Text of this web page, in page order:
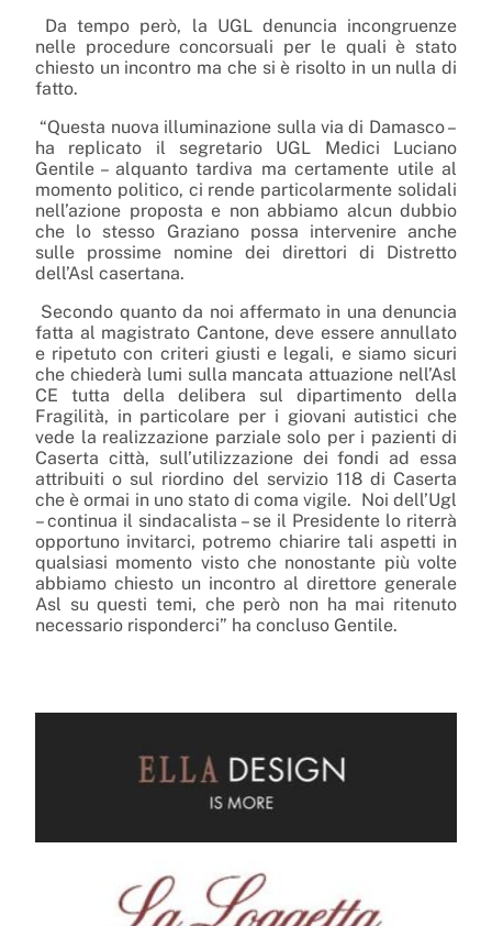
Da tempo però, la UGL denuncia incongruenze
nelle procedure concorsuali per le quali è stato
chiesto un incontro ma che si è risolto in un nulla di
fatto.
“Questa nuova illuminazione sulla via di Damasco –
ha replicato il segretario UGL Medici Luciano
Gentile – alquanto tardiva ma certamente utile al
momento politico, ci rende particolarmente solidali
nell’azione proposta e non abbiamo alcun dubbio
che lo stesso Graziano possa intervenire anche
sulle prossime nomine dei direttori di Distretto
dell’Asl casertana.
Secondo quanto da noi affermato in una denuncia
fatta al magistrato Cantone, deve essere annullato
e ripetuto con criteri giusti e legali, e siamo sicuri
che chiederà lumi sulla mancata attuazione nell’Asl
CE tutta della delibera sul dipartimento della
Fragilità, in particolare per i giovani autistici che
vede la realizzazione parziale solo per i pazienti di
Caserta città, sull’utilizzazione dei fondi ad essa
attribuiti o sul riordino del servizio 118 di Caserta
che è ormai in uno stato di coma vigile. Noi dell’Ugl
– continua il sindacalista – se il Presidente lo riterrà
opportuno invitarci, potremo chiarire tali aspetti in
qualsiasi momento visto che nonostante più volte
abbiamo chiesto un incontro al direttore generale
Asl su questi temi, che però non ha mai ritenuto
necessario risponderci” ha concluso Gentile.